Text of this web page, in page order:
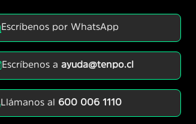
Escríbenos por WhatsApp
Escríbenos a ayuda@tenpo.cl
Llámanos al 600 006 1110